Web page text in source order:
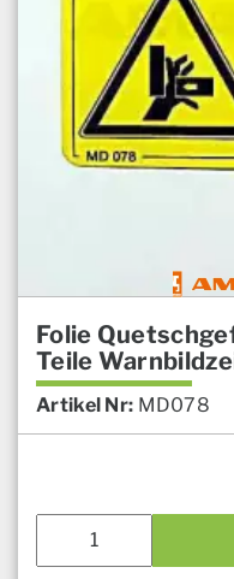
Folie
Teile
Artikel Nr: MD078